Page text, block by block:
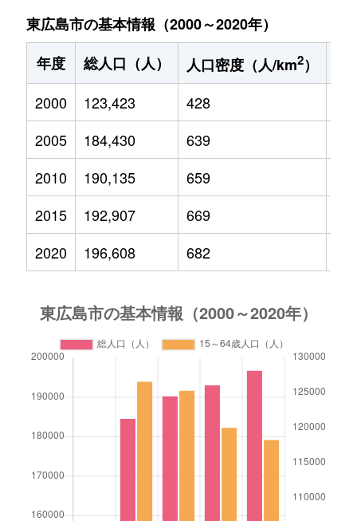
東広島市の基本情報（2000～2020年）
年度
総人口（人） 人口密度（人/km2）
2000
123,423 428
2005
184,430 639
2010
190,135 659
2015
192,907 669
2020
196,608 682